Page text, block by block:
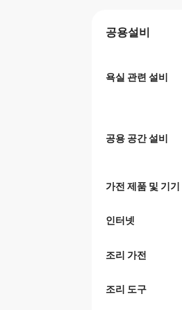
공용설비
욕실 관련 설비
공용 공간 설비
가전 제품 및 기기
인터넷
조리 가전
조리 도구